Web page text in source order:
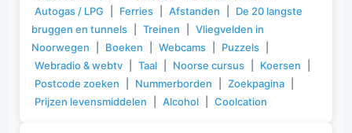
Autogas / LPG
Ferries Afstanden
De 20 langste
bruggen en tunnels
Treinen
Vliegvelden in
Noorwegen
Boeken Webcams Puzzels
Webradio & webtv
Taal Noorse cursus Koersen
Postcode zoeken
Nummerborden Zoekpagina
Prijzen levensmiddelen
Alcohol Coolcation